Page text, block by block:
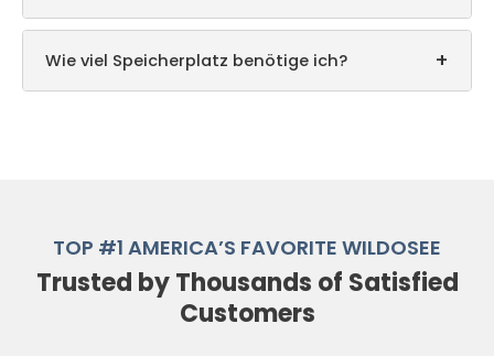
Wie viel Speicherplatz benötige ich? +
TOP #1 AMERICA’S FAVORITE WILDOSEE
Trusted by Thousands of Satisfied
Customers